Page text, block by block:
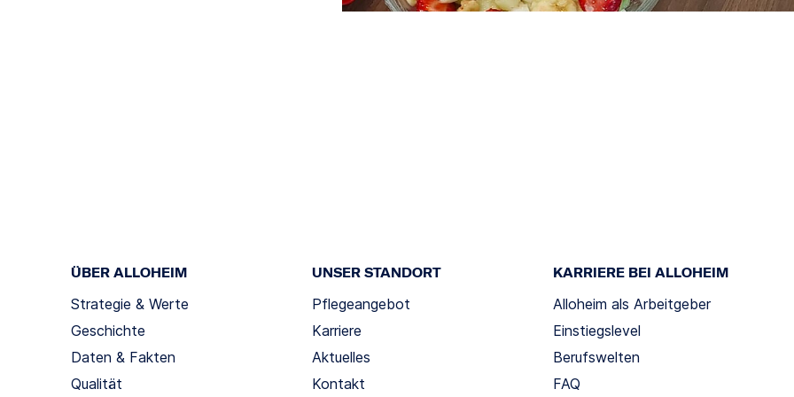
ÜBER ALLOHEIM
Strategie & Werte
Geschichte
Daten & Fakten
Qualität
UNSER STANDORT
Pflegeangebot
Karriere
Aktuelles
Kontakt
KARRIERE BEI ALLOHEIM
Alloheim als Arbeitgeber
Einstiegslevel
Berufswelten
FAQ